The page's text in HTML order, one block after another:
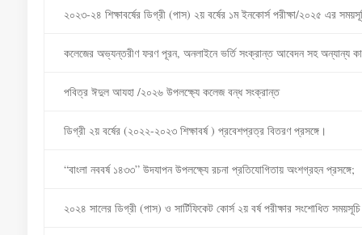
২০২৩-২৪ শিক্ষাবর্ষের ডিগ্রী (পাস) ২য় বর্ষের ১ম ইনকোর্স পরীক্ষা/২০২৫ এর
কলেজের অভ্যন্তরীণ ফরণ পূরন, অনলাইনে ভর্তি সংক্রান্ত আবেদন সহ অন্যান্য
পবিত্র ঈদুল আযহা /২০২৬ উপলক্ষ্যে কলেজ বন্ধ সংক্রান্ত
ডিগ্রী ২য় বর্ষের (২০২২-২০২৩ শিক্ষাবর্ষ ) প্রবেশপ্রত্র বিতরণ প্রসঙ্গে।
“বাংলা নববর্ষ ১৪৩৩” উদযাপন উপলক্ষ্যে রচনা প্রতিযোগিতায় অংশগ্রহন প্রসঙ্গে;
২০২৪ সালের ডিগ্রী (পাস) ও সার্টিফিকেট কোর্স ২য় বর্ষ পরীক্ষার সংশোধিত সময়সূচি